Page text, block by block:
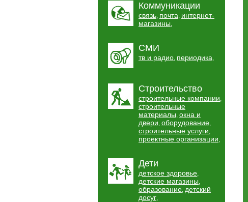
Коммуникации
связь, почта, интернет-
магазины,
СМИ
тв и радио, периодика,
Строительство
строительные компании,
строительные
материалы, окна и
двери, оборудование,
строительные услуги,
проектные организации,
Дети
детское здоровье,
детские магазины,
образование, детский
досуг,